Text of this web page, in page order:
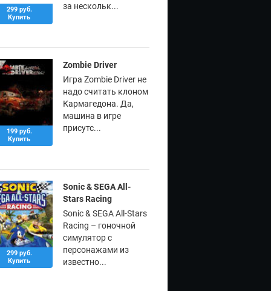
299 руб.
Купить
за нескольк...
199 руб.
Купить
Zombie Driver
Игра Zombie Driver не
надо считать клоном
Кармагедона. Да,
машина в игре
присутс...
299 руб.
Купить
Sonic & SEGA All-
Stars Racing
Sonic & SEGA All-Stars
Racing – гоночной
симулятор с
персонажами из
известно...